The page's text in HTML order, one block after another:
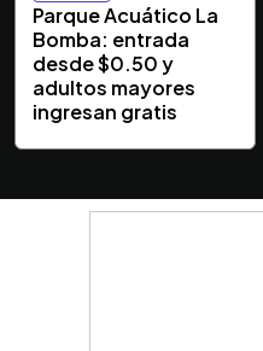
Parque Acuático La
Bomba: entrada
desde $0.50 y
adultos mayores
ingresan gratis